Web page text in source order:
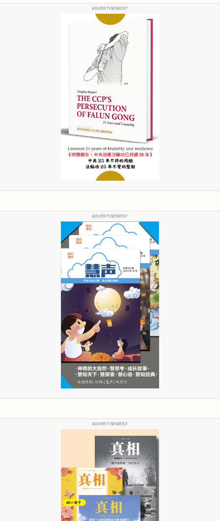
ADVERTISEMENT
ADVERTISEMENT
ADVERTISEMENT